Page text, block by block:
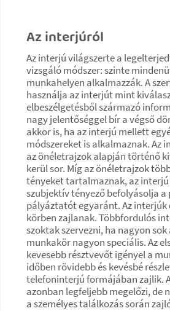
Az interjúról
Az interjú világszerte a
vizsgáló módszer: szinte
munkahelyen alkalmazzák. A
használja az interjút mint
elbeszélgetésből származó
nagy jelentőséggel bír a végső
akkor is, ha az interjú mellett
módszereket is alkalmaznak. Az
az önéletrajzok alapján történő
kerül sor. Míg az önéletrajzok
tényeket tartalmaznak, az
szubjektív tényező befolyásolja a
pályáztatót egyaránt. Az interjúk
körben zajlanak. Többfordulós
szoktak szervezni, ha nagyon
munkakör nagyon speciális. Az
kevesebb résztvevőt igényel a
időben rövidebb és kevésbé
telefoninterjú formájában zajlik.
azonban legfeljebb megelőzi, de
a személyes találkozás során